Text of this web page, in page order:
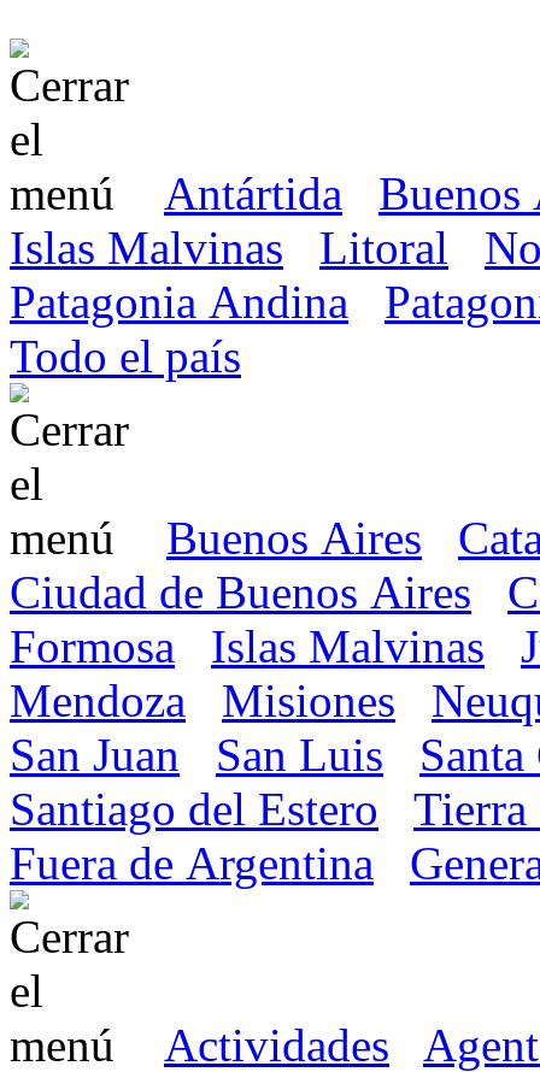
Antártida
Buenos
Islas Malvinas
Litoral
Patagonia Andina
Todo el país
Buenos Aires
Ciudad de Buenos Aires
Formosa
Islas Malvinas
Mendoza
Misiones
San Juan
San Luis
Santiago del Estero
Tierra
Fuera de Argentina
Actividades